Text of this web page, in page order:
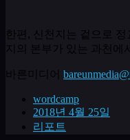
한편 , 신천지는 겉으로
지의 본부가 있는 과천에
바른미디어
wordcamp
2018년 4월 25일
리포트